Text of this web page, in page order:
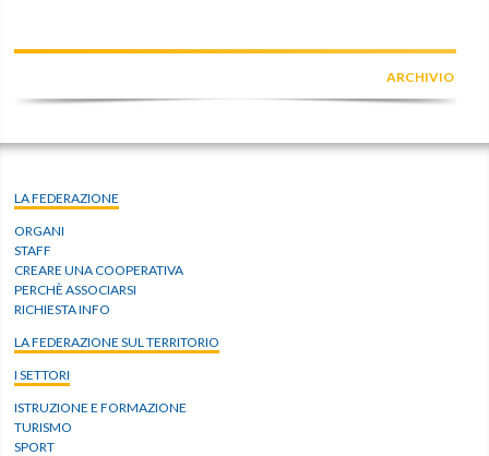
ARCHIVIO
LA FEDERAZIONE
ORGANI
STAFF
CREARE UNA COOPERATIVA
PERCHÈ ASSOCIARSI
RICHIESTA INFO
LA FEDERAZIONE SUL TERRITORIO
I SETTORI
ISTRUZIONE E FORMAZIONE
TURISMO
SPORT